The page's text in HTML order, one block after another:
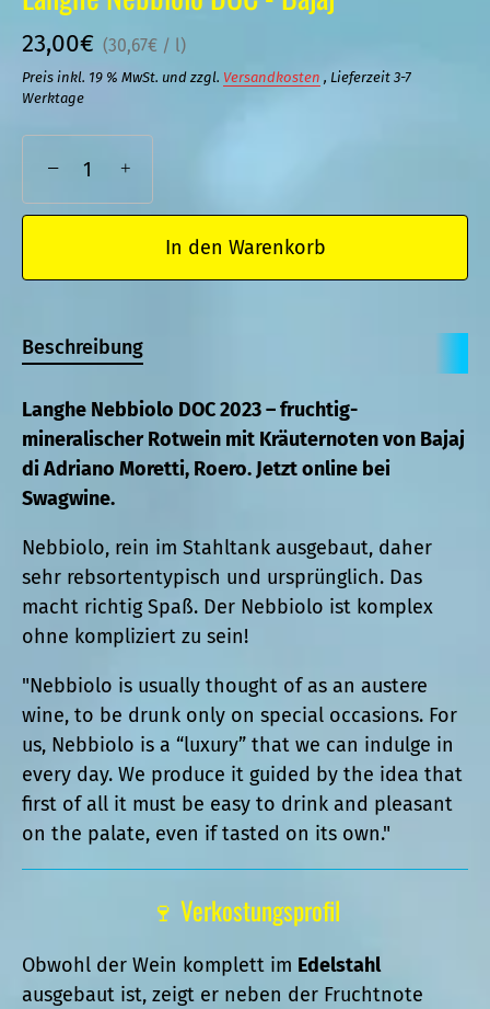
23,00€ 30,67€/ l
Preis inkl. 19 % MwSt. und zzgl. Versandkosten , Lieferzeit 3-7
Werktage
− +
In den Warenkorb
Beschreibung
Langhe Nebbiolo DOC 2023 – fruchtig-
mineralischer Rotwein mit Kräuternoten von Bajaj
di Adriano Moretti, Roero. Jetzt online bei
Swagwine.
Nebbiolo, rein im Stahltank ausgebaut, daher
sehr rebsortentypisch und ursprünglich. Das
macht richtig Spaß. Der Nebbiolo ist komplex
ohne kompliziert zu sein!
"Nebbiolo is usually thought of as an austere
wine, to be drunk only on special occasions. For
us, Nebbiolo is a “luxury” that we can indulge in
every day. We produce it guided by the idea that
first of all it must be easy to drink and pleasant
on the palate, even if tasted on its own."
🍷 Verkostungsprofil
Obwohl der Wein komplett im Edelstahl
ausgebaut ist, zeigt er neben der Fruchtnote